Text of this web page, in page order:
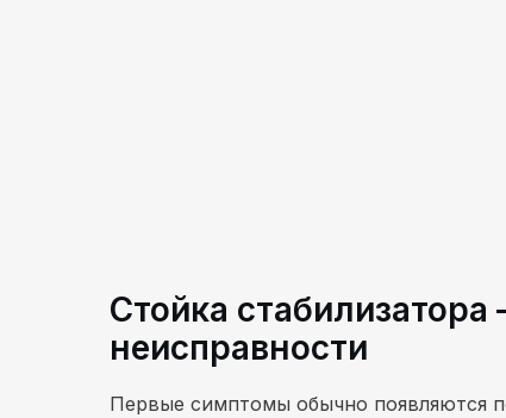
Стойка
неисправности
Первые симптомы обычно появляются